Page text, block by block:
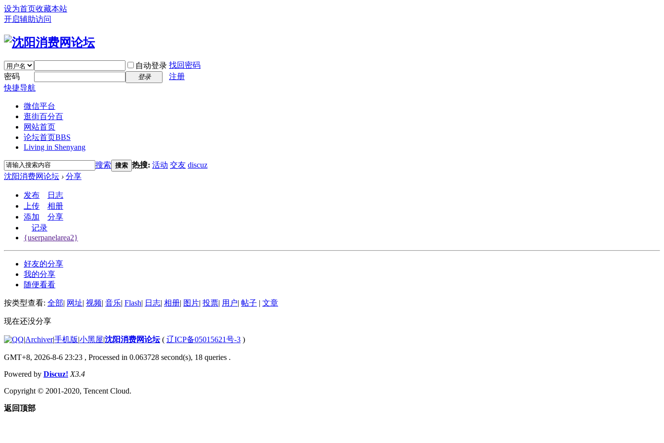
设为首页收藏本站
开启辅助访问
自动登录 找回密码
密码
登录
注册
快捷导航
微信平台
逛街百分百
网站首页
论坛首页BBS
Living in Shenyang
搜索 搜索 热搜: 活动 交友 discuz
沈阳消费网论坛 › 分享
发布
日志
上传
相册
添加
分享
记录
{userpanelarea2}
好友的分享
我的分享
随便看看
按类型查看: 全部| 网址| 视频| 音乐| Flash| 日志| 相册| 图片| 投票| 用户| 帖子 | 文章
现在还没分享
|Archiver|手机版|小黑屋|沈阳消费网论坛( 辽ICP备05015621号-3 )
GMT+8, 2026-8-6 23:23 , Processed in 0.063728 second(s), 18 queries .
Powered by Discuz! X3.4
Copyright © 2001-2020, Tencent Cloud.
返回顶部